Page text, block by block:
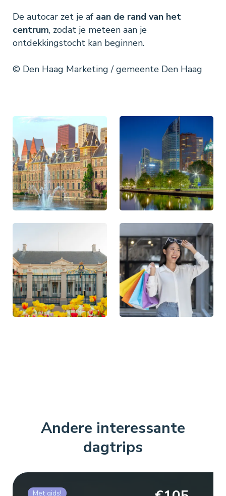
De autocar zet je af aan de rand van het
centrum, zodat je meteen aan je
ontdekkingstocht kan beginnen.
© Den Haag Marketing / gemeente Den Haag
Andere interessante
dagtrips
Met gids!